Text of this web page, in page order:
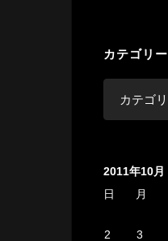
ブ
カテゴリー
ー
2011年10月
日
月
2
3